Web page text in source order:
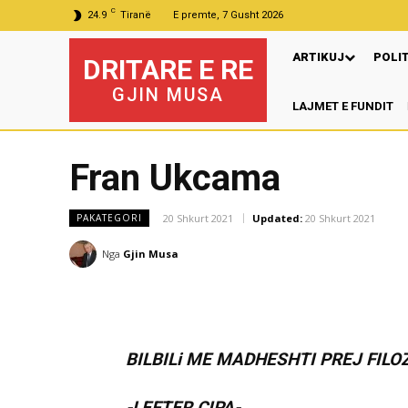
24.9 C Tiranë E premte, 7 Gusht 2026
DRITARE E RE
GJIN MUSA
ARTIKUJ
LAJMET E FUNDIT
Fran Ukcama
PAKATEGORI 20 Shkurt 2021 Updated: 20 Shkurt 2021
Nga Gjin Musa
BILBILi ME MADHESHTI PREJ